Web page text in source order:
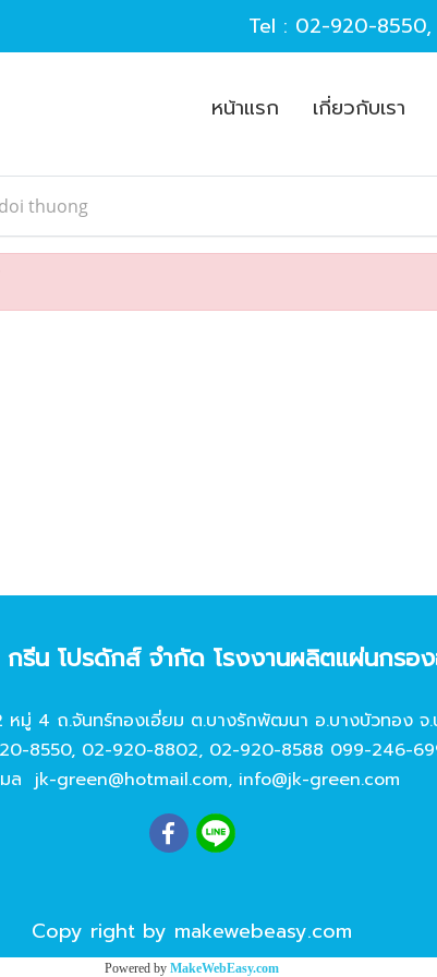
Tel : 02-920-8550,
หน้าแรก เกี่ยวกับเรา
thuong
กรีน โปรดักส์ จํากัด โรงงานผลิตแผ่นกรอ
หมู่ 4 ถ.จันทร์ทองเอี่ยม ต.บางรักพัฒนา อ.บางบัวทอง จ.น
8550, 02-920-8802, 02-920-8588 099-246-
ล jk-green@hotmail.com, info@jk-green.com
Copy right by makewebeasy.com
Powered by MakeWebEasy.com